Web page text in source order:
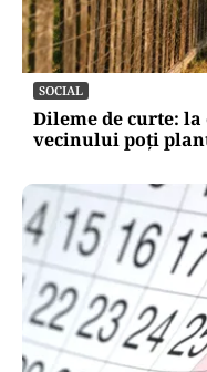
SOCIAL
Dileme de curte:
vecinului poți